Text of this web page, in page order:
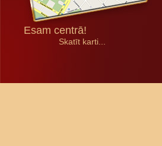
Esam centrā!
Skatīt karti...